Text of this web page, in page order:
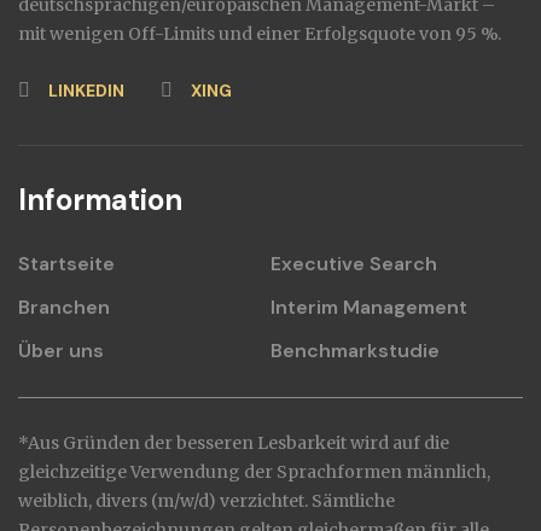
deutschsprachigen/europäischen Management-Markt –
mit wenigen Off-Limits und einer Erfolgsquote von 95 %.
LINKEDIN XING
Information
Startseite
Executive Search
Branchen
Interim Management
Über uns
Benchmarkstudie
*Aus Gründen der besseren Lesbarkeit wird auf die
gleichzeitige Verwendung der Sprachformen männlich,
weiblich, divers (m/w/d) verzichtet. Sämtliche